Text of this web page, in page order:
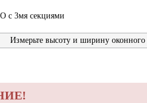
с 3мя секциями
Измерьте высоту и ширину оконного